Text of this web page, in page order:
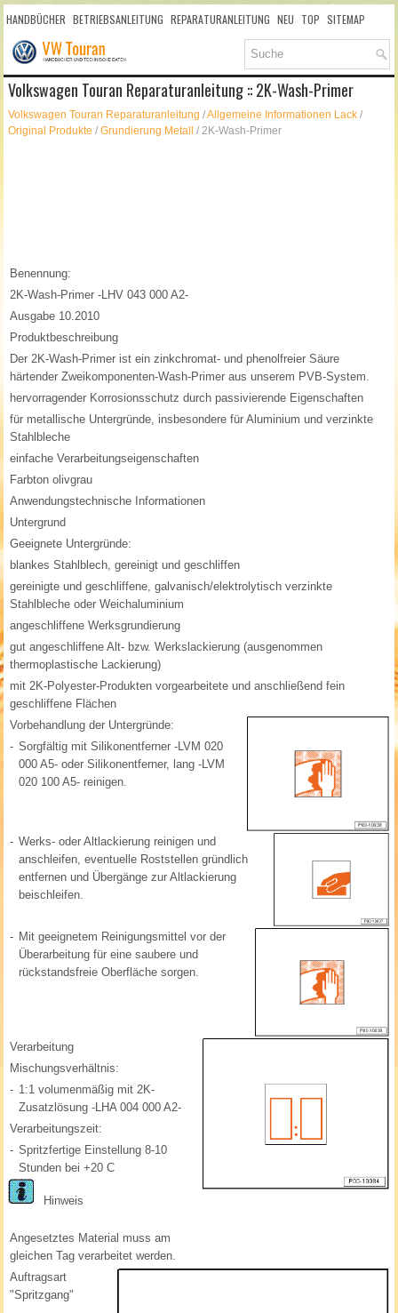
HANDBÜCHER BETRIEBSANLEITUNG REPARATURANLEITUNG NEU TOP SITEMAP
SUCHLAUF
Volkswagen Touran Reparaturanleitung :: 2K-Wash-Primer
Volkswagen Touran Reparaturanleitung /Allgemeine Informationen Lack /
Original Produkte /Grundierung Metall / 2K-Wash-Primer
Benennung:
2K-Wash-Primer -LHV 043 000 A2-
Ausgabe 10.2010
Produktbeschreibung
Der 2K-Wash-Primer ist ein zinkchromat- und phenolfreier Säure
härtender Zweikomponenten-Wash-Primer aus unserem PVB-System.
hervorragender Korrosionsschutz durch passivierende Eigenschaften
für metallische Untergründe, insbesondere für Aluminium und verzinkte
Stahlbleche
einfache Verarbeitungseigenschaften
Farbton olivgrau
Anwendungstechnische Informationen
Untergrund
Geeignete Untergründe:
blankes Stahlblech, gereinigt und geschliffen
gereinigte und geschliffene, galvanisch/elektrolytisch verzinkte
Stahlbleche oder Weichaluminium
angeschliffene Werksgrundierung
gut angeschliffene Alt- bzw. Werkslackierung (ausgenommen
thermoplastische Lackierung)
mit 2K-Polyester-Produkten vorgearbeitete und anschließend fein
geschliffene Flächen
Vorbehandlung der Untergründe:
- Sorgfältig mit Silikonentferner -LVM 020
000 A5- oder Silikonentferner, lang -LVM
020 100 A5- reinigen.
- Werks- oder Altlackierung reinigen und
anschleifen, eventuelle Roststellen gründlich
entfernen und Übergänge zur Altlackierung
beischleifen.
- Mit geeignetem Reinigungsmittel vor der
Überarbeitung für eine saubere und
rückstandsfreie Oberfläche sorgen.
Verarbeitung
Mischungsverhältnis:
- 1:1 volumenmäßig mit 2K-
Zusatzlösung -LHA 004 000 A2-
Verarbeitungszeit:
- Spritzfertige Einstellung 8-10
Stunden bei +20 C
Hinweis
Angesetztes Material muss am
gleichen Tag verarbeitet werden.
Auftragsart
"Spritzgang"